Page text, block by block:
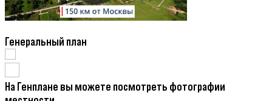
Генеральный план
На Генплане вы можете посмотреть фотографии